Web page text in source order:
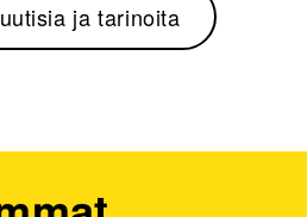
ja tarinoita